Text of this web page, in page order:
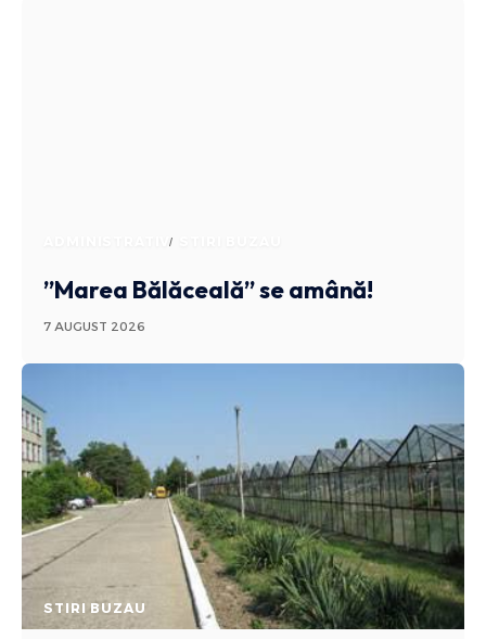
ADMINISTRATIV
”Marea Bălăceală” se amână!
7 AUGUST 2026
STIRI BUZAU